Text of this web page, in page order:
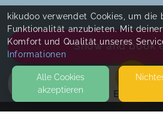
EVENTS
Show and book
kikudoo verwendet Cookies, um die
Funktionalität anzubieten. Mit
Komfort und Qualität unseres
Informationen
Alle Cookies
akzeptieren